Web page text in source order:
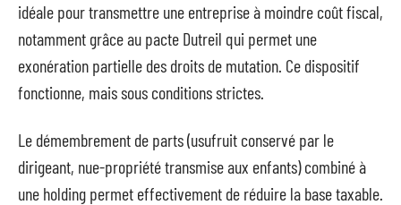
idéale pour transmettre une entreprise à moindre coût fiscal,
notamment grâce au pacte Dutreil qui permet une
exonération partielle des droits de mutation. Ce dispositif
fonctionne, mais sous conditions strictes.
Le démembrement de parts (usufruit conservé par le
dirigeant, nue-propriété transmise aux enfants) combiné à
une holding permet effectivement de réduire la base taxable.